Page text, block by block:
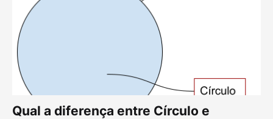
Qual a diferença entre Círculo e